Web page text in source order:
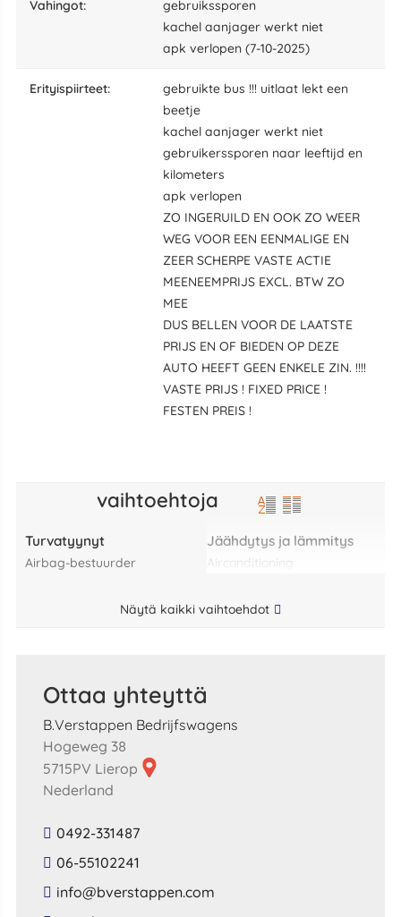
vahingot:
gebruikssporen
kachel aanjager werkt niet
apk verlopen (7-10-2025)
erityispiirteet:
gebruikte bus !!! uitlaat lekt een
beetje
kachel aanjager werkt niet
gebruikerssporen naar leeftijd en
kilometers
apk verlopen
ZO INGERUILD EN OOK ZO WEER
WEG VOOR EEN EENMALIGE EN
ZEER SCHERPE VASTE ACTIE
MEENEEMPRIJS EXCL. BTW ZO
MEE
DUS BELLEN VOOR DE LAATSTE
PRIJS EN OF BIEDEN OP DEZE
AUTO HEEFT GEEN ENKELE ZIN. !!!!
VASTE PRIJS ! FIXED PRICE !
FESTEN PREIS !
vaihtoehtoja
Turvatyynyt
airbag-bestuurder
Jäähdytys ja lämmitys
airconditioning
Näytä kaikki vaihtoehdot
Ottaa yhteyttä
B.Verstappen Bedrijfswagens
Hogeweg 38
5715PV Lierop
Nederland
0492-331487
06-55102241
​info​@​bverstappen​.​com​